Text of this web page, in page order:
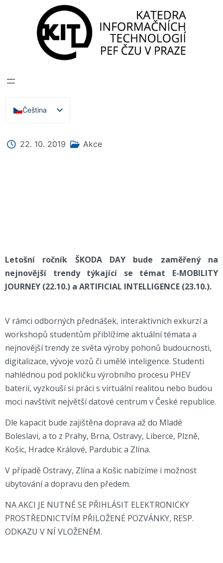
Čeština
English
informačních technologií
Zprávy, Akce,
ŠKODA DAY 2019
22. 10. 2019 Akce
Letošní ročník ŠKODA DAY bude zaměřený na
nejnovější trendy týkající se témat E-MOBILITY
JOURNEY (22.10.) a ARTIFICIAL INTELLIGENCE (23.10.).
V rámci odborných přednášek, interaktivních exkurzí a
workshopů studentům přiblížíme aktuální témata a
nejnovější trendy ze světa výroby pohonů budoucnosti,
digitalizace, vývoje vozů či umělé inteligence. Studenti
nahlédnou pod pokličku výrobního procesu PHEV
baterií, vyzkouší si práci s virtuální realitou nebo budou
moci navštívit největší datové centrum v České republice.
Dle kapacit bude zajištěna doprava až do Mladé
Boleslavi, a to z Prahy, Brna, Ostravy, Liberce, Plzně,
Košic, Hradce Králové, Pardubic a Zlína.
V případě Ostravy, Zlína a Košic nabízíme i možnost
ubytování a dopravu den předem.
NA AKCI JE NUTNÉ SE PŘIHLÁSIT ELEKTRONICKY
PROSTŘEDNICTVÍM PŘILOŽENÉ POZVÁNKY, RESP.
ODKAZU V NÍ VLOŽENÉM.